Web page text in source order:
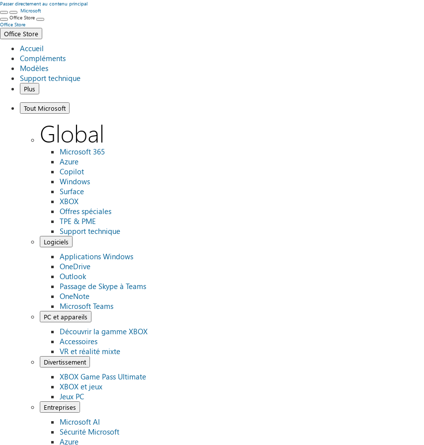
Passer directement au contenu principal
Microsoft
Office Store
Office Store
Office Store
Accueil
Compléments
Modèles
Support technique
Plus
Tout Microsoft
Global
Microsoft 365
Azure
Copilot
Windows
Surface
XBOX
Offres spéciales
TPE & PME
Support technique
Logiciels
Applications Windows
OneDrive
Outlook
Passage de Skype à Teams
OneNote
Microsoft Teams
PC et appareils
Découvrir la gamme XBOX
Accessoires
VR et réalité mixte
Divertissement
XBOX Game Pass Ultimate
XBOX et jeux
Jeux PC
Entreprises
Microsoft AI
Sécurité Microsoft
Azure